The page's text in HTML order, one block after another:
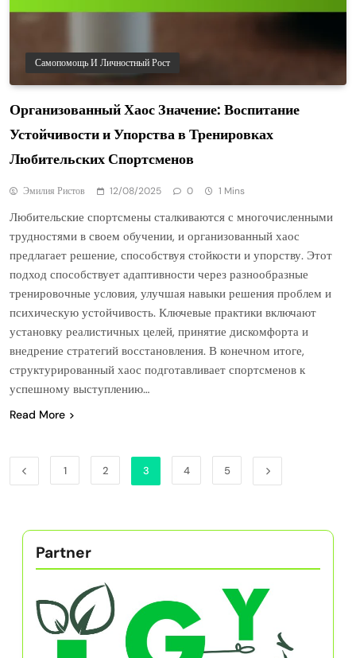
Самопомощь И Личностный Рост
Организованный Хаос Значение: Воспитание
Устойчивости и Упорства в Тренировках
Любительских Спортсменов
Эмилия Ристов 12/08/2025 0 1 Mins
Любительские спортсмены сталкиваются с многочисленными
трудностями в своем обучении, и организованный хаос
предлагает решение, способствуя стойкости и упорству. Этот
подход способствует адаптивности через разнообразные
тренировочные условия, улучшая навыки решения проблем и
психическую устойчивость. Ключевые практики включают
установку реалистичных целей, принятие дискомфорта и
внедрение стратегий восстановления. В конечном итоге,
структурированный хаос подготавливает спортсменов к
успешному выступлению…
Read More
1 2 3 4 5
Partner